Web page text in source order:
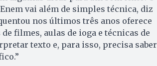
vai além de simples técnica, diz
nos últimos três anos oferece
filmes, aulas de ioga e técnicas de
texto e, para isso, precisa saber